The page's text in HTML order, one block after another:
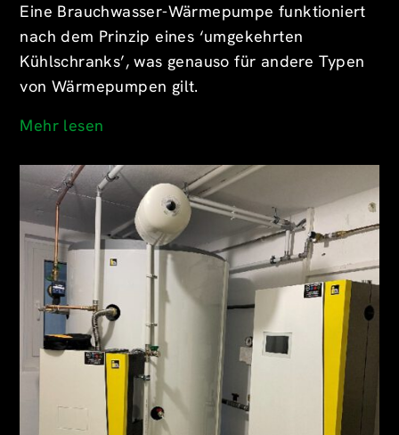
Eine Brauchwasser-Wärmepumpe funktioniert
nach dem Prinzip eines ‘umgekehrten
Kühlschranks’, was genauso für andere Typen
von Wärmepumpen gilt.
Mehr lesen